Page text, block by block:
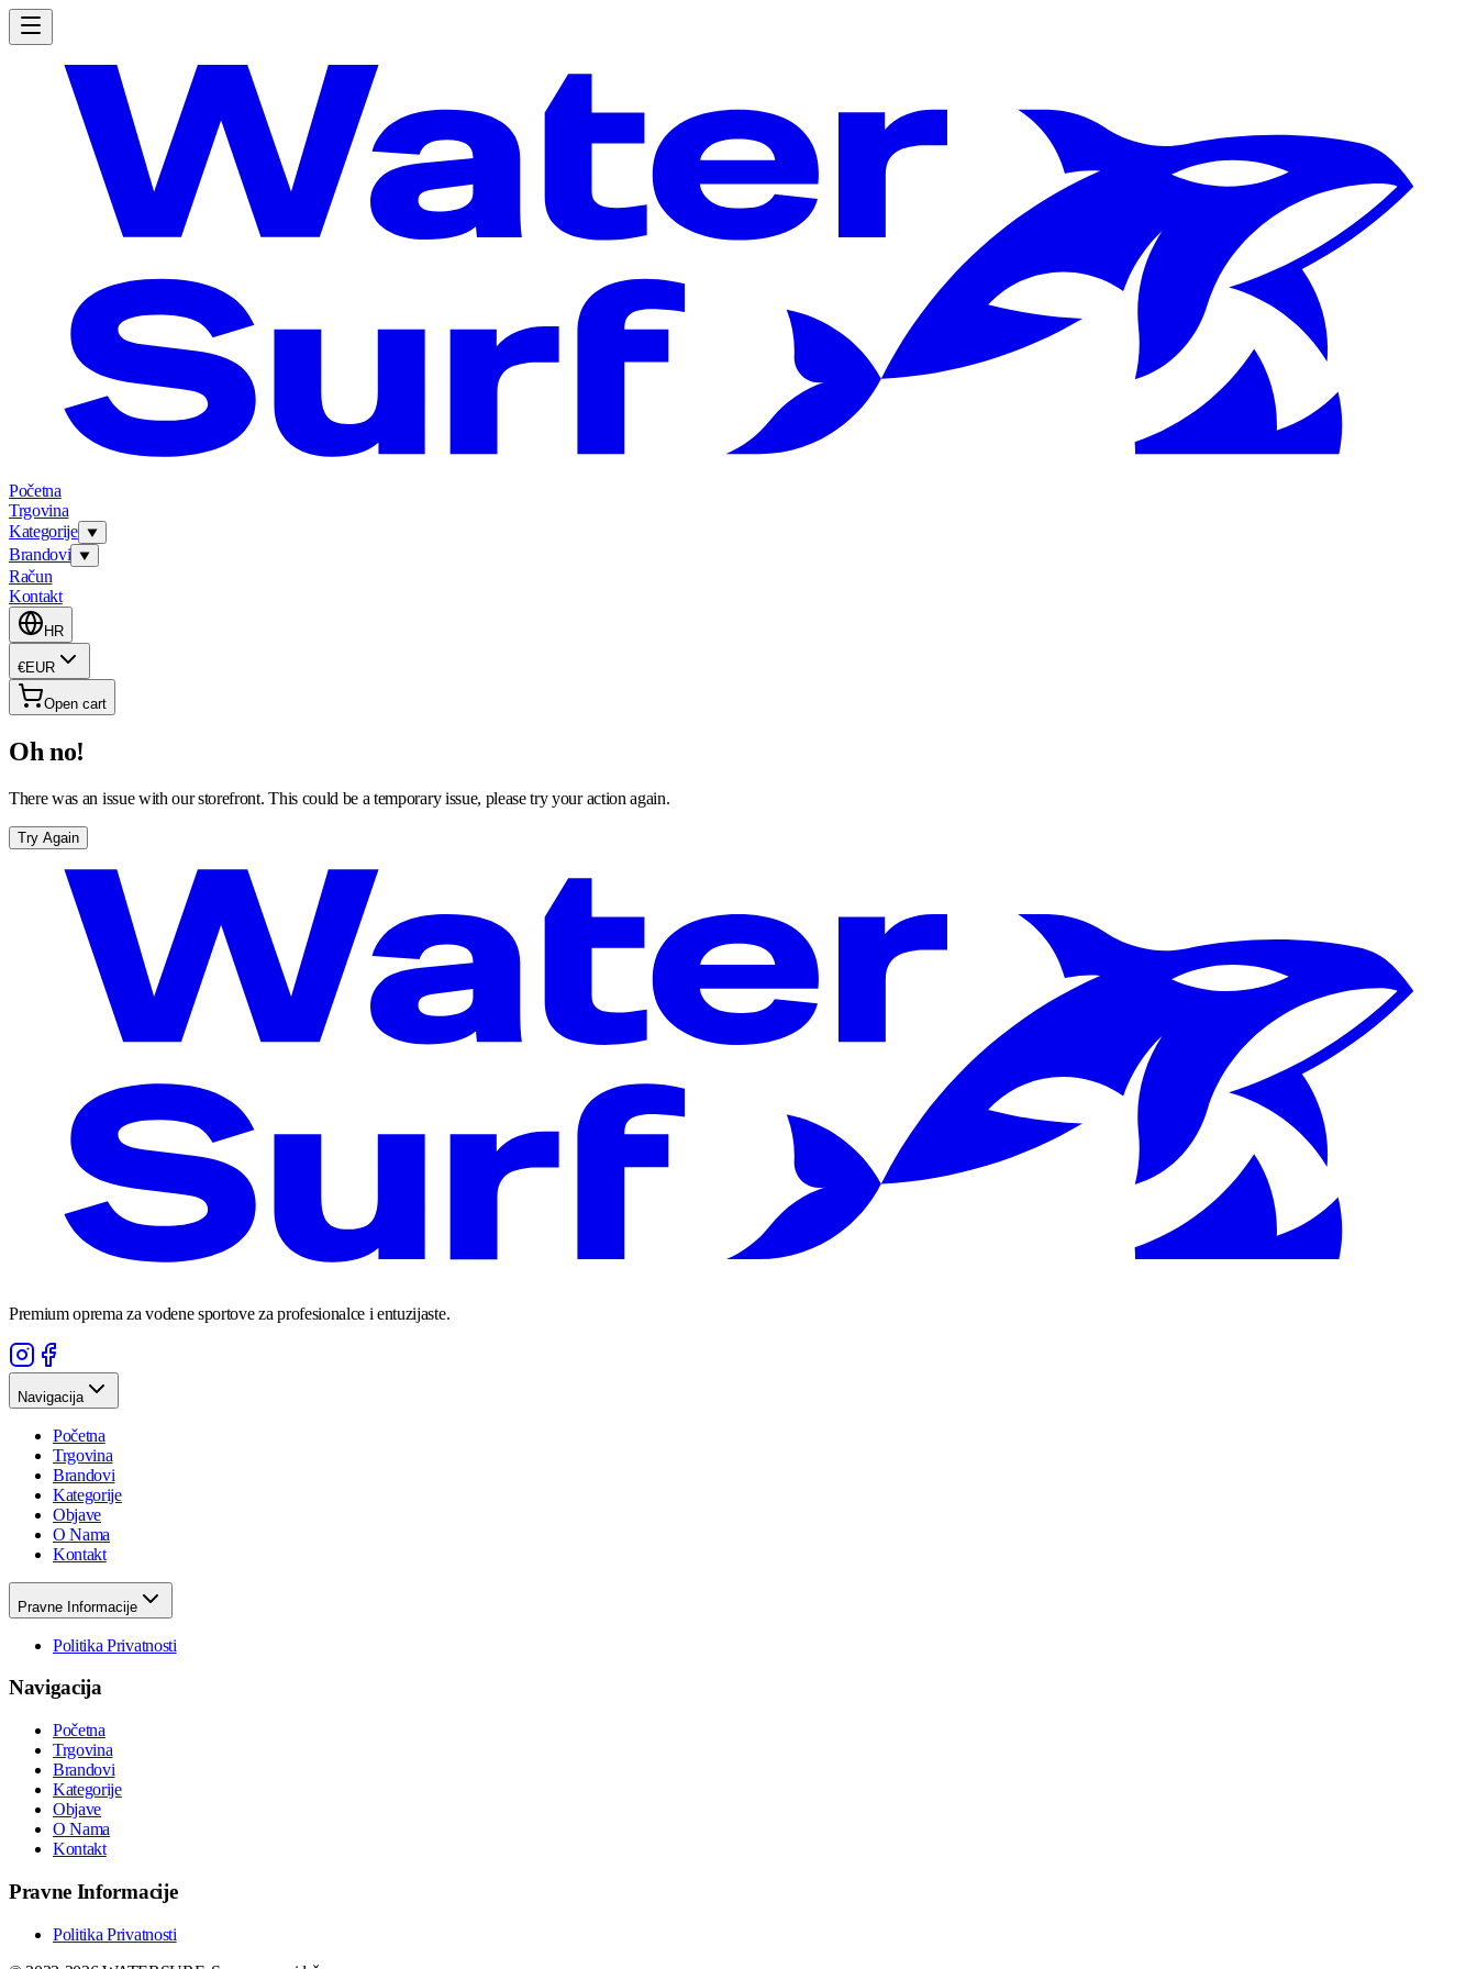
Početna
Trgovina
Kategorije
Brandovi
Račun
Kontakt
HR
€EUR
Open cart
Oh no!
There was an issue with our storefront. This could be a temporary issue, please try your action again.
Try Again
Premium oprema za vodene sportove za profesionalce i entuzijaste.
Navigacija
Početna
Trgovina
Brandovi
Kategorije
Objave
O Nama
Kontakt
Pravne Informacije
Politika Privatnosti
Navigacija
Početna
Trgovina
Brandovi
Kategorije
Objave
O Nama
Kontakt
Pravne Informacije
Politika Privatnosti